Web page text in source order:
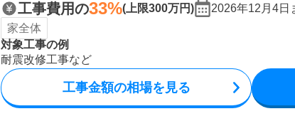
工事費用の33%(上限300万円)
2026年12月4日
家全体
対象工事の例
耐震改修工事など
工事金額の相場を見る